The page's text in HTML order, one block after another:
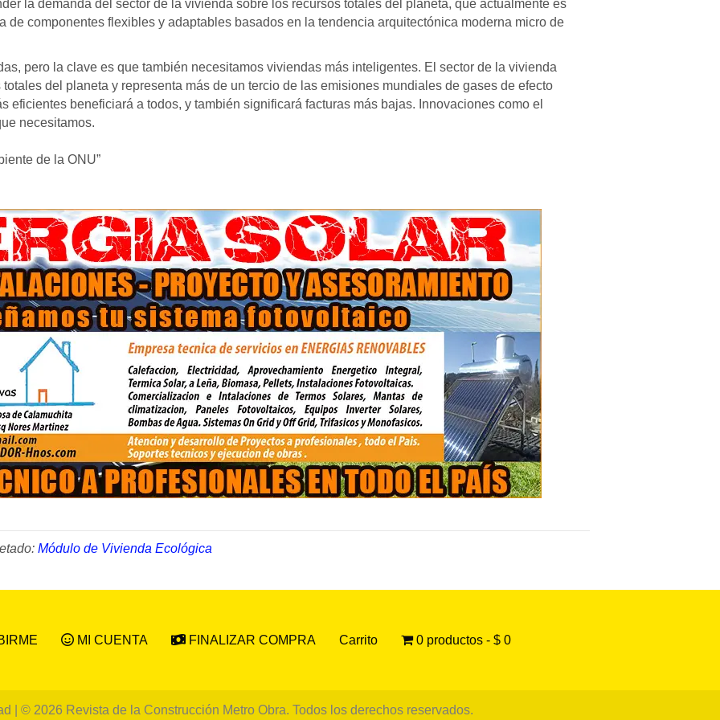
la demanda del sector de la vivienda sobre los recursos totales del planeta, que actualmente es
de componentes flexibles y adaptables basados en la tendencia arquitectónica moderna micro de
pero la clave es que también necesitamos viviendas más inteligentes. El sector de la vivienda
del planeta y representa más de un tercio de las emisiones mundiales de gases de efecto
eficientes beneficiará a todos, y también significará facturas más bajas. Innovaciones como el
necesitamos.
de la ONU”
Módulo de Vivienda Ecológica
MI CUENTA FINALIZAR COMPRA Carrito 0 productos $ 0
| © 2026 Revista de la Construcción Metro Obra. Todos los derechos reservados.